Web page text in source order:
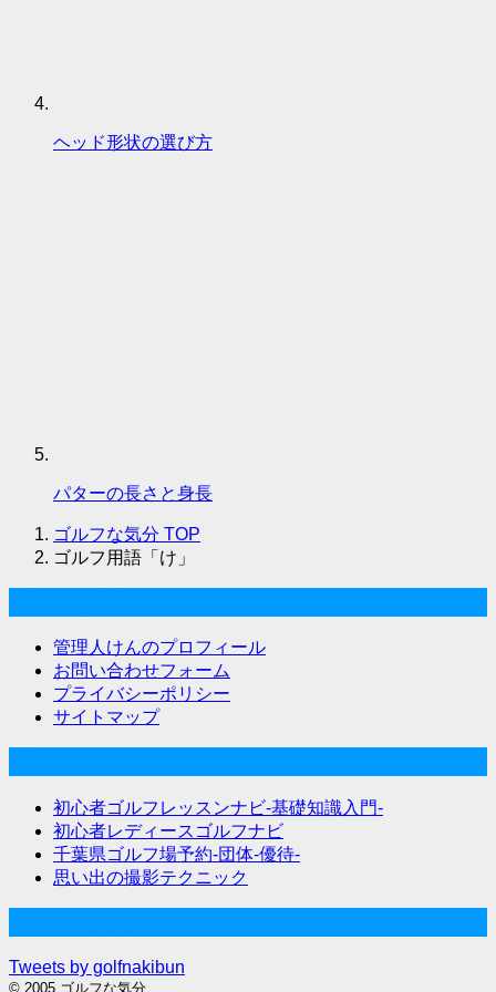
ヘッド形状の選び方
パターの長さと身長
ゴルフな気分 TOP
ゴルフ用語「け」
管理人けんのプロフィール
お問い合わせフォーム
プライバシーポリシー
サイトマップ
初心者ゴルフレッスンナビ-基礎知識入門-
初心者レディースゴルフナビ
千葉県ゴルフ場予約-団体-優待-
思い出の撮影テクニック
Tweets by golfnakibun
© 2005 ゴルフな気分